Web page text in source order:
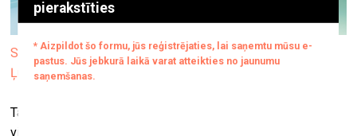
Skats no izstādes “Kad nomāc šaubas, dodies uz muzeju”
Ļubļanas Pilsētas muzejā. Foto: ⒸAndrej Peunik / MGML
Tas bija ļoti produktīvi, tāpēc esmu ārkārtīgi pateicīgs
visiem šajā procesā iesaistītajiem cilvēkiem, jo šādā veidā